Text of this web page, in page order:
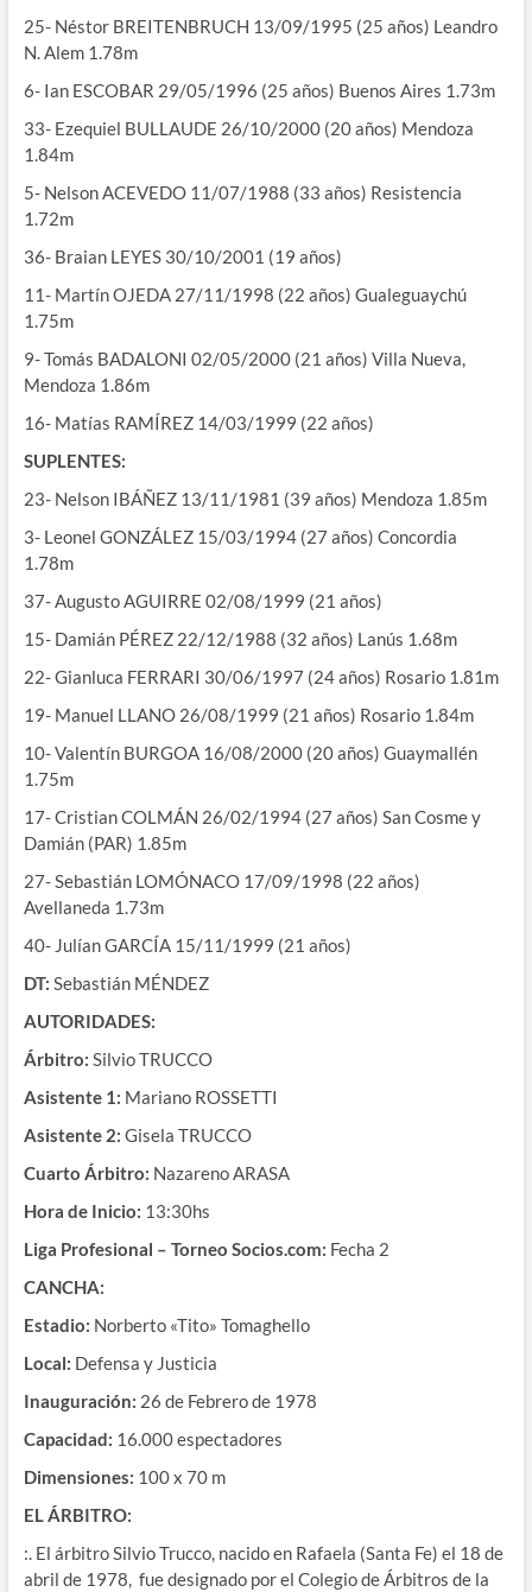
25- Néstor BREITENBRUCH 13/09/1995 (25 años) Leandro
N. Alem 1.78m
6- Ian ESCOBAR 29/05/1996 (25 años) Buenos Aires 1.73m
33- Ezequiel BULLAUDE 26/10/2000 (20 años) Mendoza
1.84m
5- Nelson ACEVEDO 11/07/1988 (33 años) Resistencia
1.72m
36- Braian LEYES 30/10/2001 (19 años)
11- Martín OJEDA 27/11/1998 (22 años) Gualeguaychú
1.75m
9- Tomás BADALONI 02/05/2000 (21 años) Villa Nueva,
Mendoza 1.86m
16- Matías RAMÍREZ 14/03/1999 (22 años)
SUPLENTES:
23- Nelson IBÁÑEZ 13/11/1981 (39 años) Mendoza 1.85m
3- Leonel GONZÁLEZ 15/03/1994 (27 años) Concordia
1.78m
37- Augusto AGUIRRE 02/08/1999 (21 años)
15- Damián PÉREZ 22/12/1988 (32 años) Lanús 1.68m
22- Gianluca FERRARI 30/06/1997 (24 años) Rosario 1.81m
19- Manuel LLANO 26/08/1999 (21 años) Rosario 1.84m
10- Valentín BURGOA 16/08/2000 (20 años) Guaymallén
1.75m
17- Cristian COLMÁN 26/02/1994 (27 años) San Cosme y
Damián (PAR) 1.85m
27- Sebastián LOMÓNACO 17/09/1998 (22 años)
Avellaneda 1.73m
40- Julían GARCÍA 15/11/1999 (21 años)
DT: Sebastián MÉNDEZ
AUTORIDADES:
Árbitro: Silvio TRUCCO
Asistente 1: Mariano ROSSETTI
Asistente 2: Gisela TRUCCO
Cuarto Árbitro: Nazareno ARASA
Hora de Inicio: 13:30hs
Liga Profesional – Torneo Socios.com: Fecha 2
CANCHA:
Estadio: Norberto «Tito» Tomaghello
Local: Defensa y Justicia
Inauguración: 26 de Febrero de 1978
Capacidad: 16.000 espectadores
Dimensiones: 100 x 70 m
EL ÁRBITRO:
:. El árbitro Silvio Trucco, nacido en Rafaela (Santa Fe) el 18 de
abril de 1978, fue designado por el Colegio de Árbitros de la